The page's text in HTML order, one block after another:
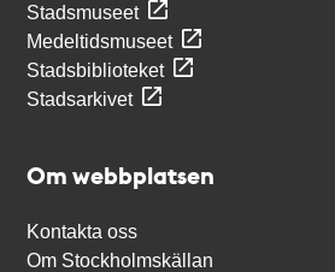
Stadsmuseet
Medeltidsmuseet
Stadsbiblioteket
Stadsarkivet
Om webbplatsen
Kontakta oss
Om Stockholmskällan